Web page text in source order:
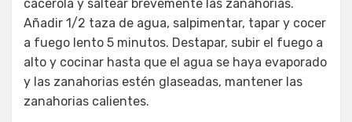
cacerola y saltear brevemente las zanahorias.
Añadir 1/2 taza de agua, salpimentar, tapar y cocer
a fuego lento 5 minutos. Destapar, subir el fuego a
alto y cocinar hasta que el agua se haya evaporado
y las zanahorias estén glaseadas, mantener las
zanahorias calientes.